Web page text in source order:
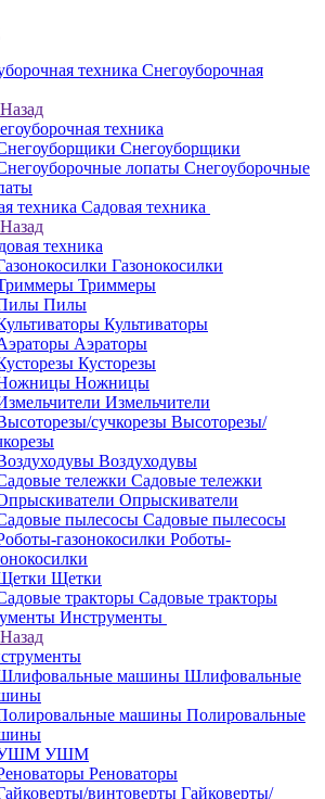
Снегоуборочная
Назад
техника
Снегоуборщики
Снегоуборочные
Садовая техника
Назад
техника
Газонокосилки
Триммеры
Пилы
Культиваторы
Аэраторы
Кусторезы
Ножницы
Измельчители
Высоторезы/
Воздуходувы
Садовые тележки
Опрыскиватели
Садовые пылесосы
Роботы-
Щетки
Садовые тракторы
Инструменты
Назад
Шлифовальные
Полировальные
УШМ
Реноваторы
Гайковерты/